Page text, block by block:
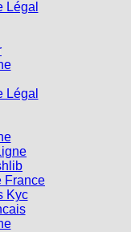
Légal
Légal
France
Kyc